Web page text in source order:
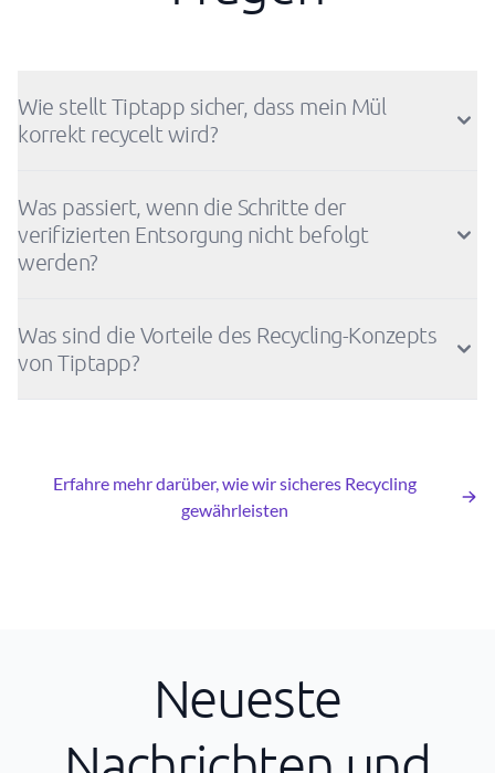
Wie stellt Tiptapp sicher, dass mein Mül
korrekt recycelt wird?
Was passiert, wenn die Schritte der
verifizierten Entsorgung nicht befolgt
werden?
Was sind die Vorteile des Recycling-Konzepts
von Tiptapp?
Erfahre mehr darüber, wie wir sicheres Recycling
gewährleisten
Neueste